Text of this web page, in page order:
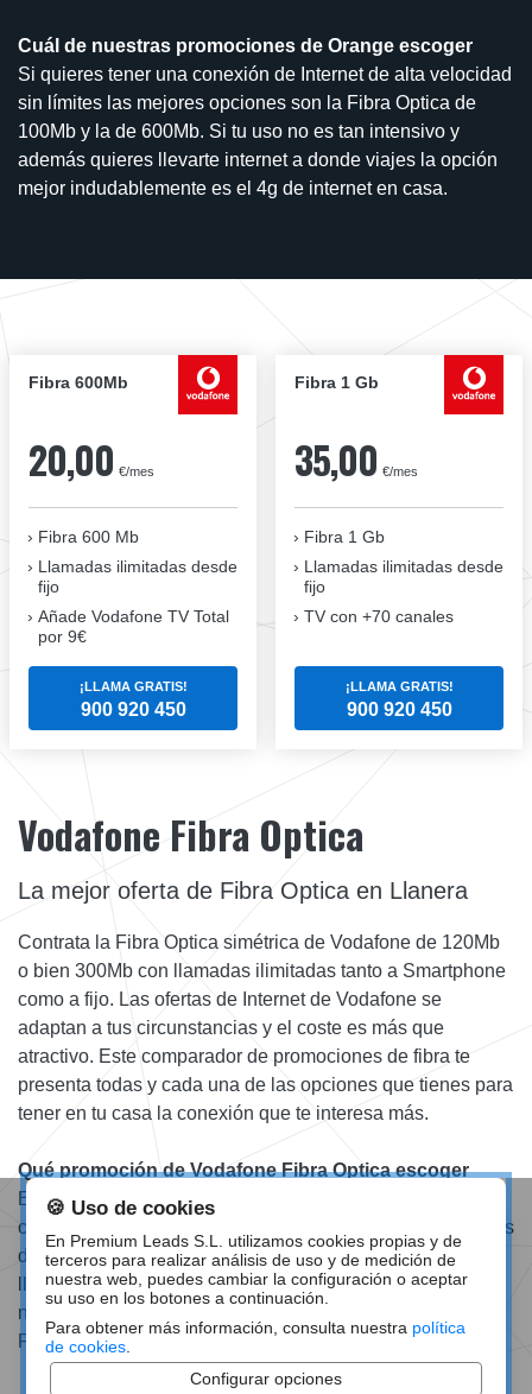
Cuál de nuestras promociones de Orange escoger
Si quieres tener una conexión de Internet de alta velocidad
sin límites las mejores opciones son la Fibra Optica de
100Mb y la de 600Mb. Si tu uso no es tan intensivo y
además quieres llevarte internet a donde viajes la opción
mejor indudablemente es el 4g de internet en casa.
Fibra 600Mb
20,00 €/mes
Fibra 600 Mb
Llamadas ilimitadas desde
fijo
Añade Vodafone TV Total
por 9€
¡LLAMA GRATIS!
900 920 450
Fibra 1 Gb
35,00 €/mes
Fibra 1 Gb
Llamadas ilimitadas desde
fijo
TV con +70 canales
¡LLAMA GRATIS!
900 920 450
Vodafone Fibra Optica
La mejor oferta de Fibra Optica en Llanera
Contrata la Fibra Optica simétrica de Vodafone de 120Mb
o bien 300Mb con llamadas ilimitadas tanto a Smartphone
como a fijo. Las ofertas de Internet de Vodafone se
adaptan a tus circunstancias y el coste es más que
atractivo. Este comparador de promociones de fibra te
presenta todas y cada una de las opciones que tienes para
tener en tu casa la conexión que te interesa más.
Qué promoción de Vodafone Fibra Optica escoger
Escoge la velocidad que precises para tu casa, además
con la Fibra Optica de 300Mb tendrás de regalo tres meses
de Vodafone TV. Llámanos o bien déjanos tu número y te
llamamos si lo prefieres. Te ofrecemos toda la información
necesaria a fin de que contrates la mejor promoción de
Fibra Optica.
🍪 Uso de cookies
En Premium Leads S.L. utilizamos cookies propias y de
terceros para realizar análisis de uso y de medición de
nuestra web, puedes cambiar la configuración o aceptar
su uso en los botones a continuación.
Para obtener más información, consulta nuestra política
de cookies
Configurar opciones